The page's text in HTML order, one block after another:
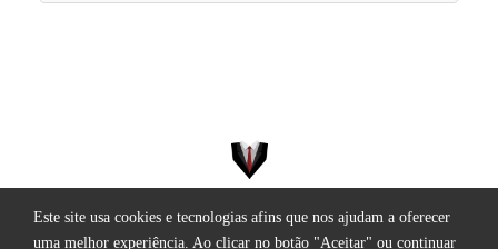
Este site usa cookies e tecnologias afins que nos ajudam a oferecer
uma melhor experiência. Ao clicar no botão "Aceitar" ou continuar
Todos os direitos reservados.